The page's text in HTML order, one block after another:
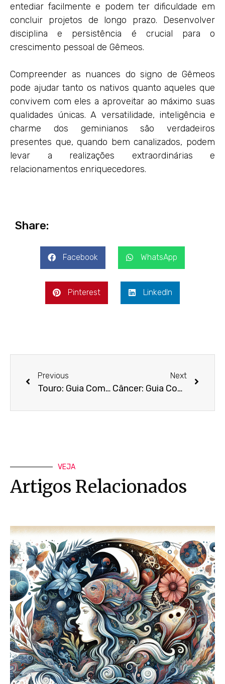
entediar facilmente e podem ter dificuldade em
concluir projetos de longo prazo. Desenvolver
disciplina e persistência é crucial para o
crescimento pessoal de Gêmeos.
Compreender as nuances do signo de Gêmeos
pode ajudar tanto os nativos quanto aqueles que
convivem com eles a aproveitar ao máximo suas
qualidades únicas. A versatilidade, inteligência e
charme dos geminianos são verdadeiros
presentes que, quando bem canalizados, podem
levar a realizações extraordinárias e
relacionamentos enriquecedores.
Share:
Facebook WhatsApp
Pinterest LinkedIn
Previous
Touro: Guia Completo do Signo Mais Determinado do Zodíaco
Next
Câncer: Guia Completo do Signo Lunar e Suas Características
VEJA
Artigos Relacionados